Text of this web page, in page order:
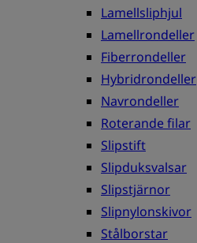
Lamellsliphjul
Lamellrondeller
Fiberrondeller
Hybridrondeller
Navrondeller
Roterande filar
Slipstift
Slipduksvalsar
Slipstjärnor
Slipnylonskivor
Stålborstar